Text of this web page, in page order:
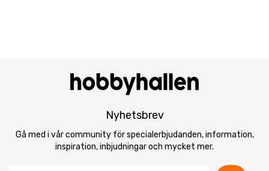
Nyhetsbrev
Gå med i vår community för specialerbjudanden, information,
inspiration, inbjudningar och mycket mer.